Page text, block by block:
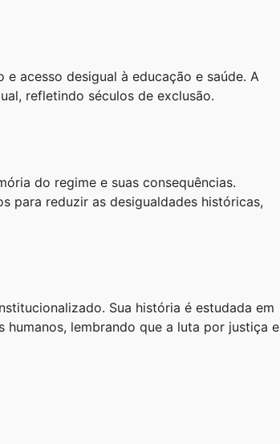
acesso desigual à educação e saúde. A
refletindo séculos de exclusão.
do regime e suas consequências.
para reduzir as desigualdades históricas,
Sua história é estudada em
lembrando que a luta por justiça e